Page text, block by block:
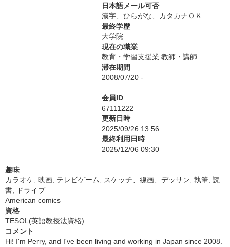
日本語メール可否
漢字、ひらがな、カタカナＯＫ
最終学歴
大学院
現在の職業
教育・学習支援業 教師・講師
滞在期間
2008/07/20 -
会員ID
67111222
更新日時
2025/09/26 13:56
最終利用日時
2025/12/06 09:30
趣味
カラオケ, 映画, テレビゲーム, スケッチ、線画、デッサン, 執筆, 読
書, ドライブ
American comics
資格
TESOL(英語教授法資格)
コメント
Hi! I'm Perry, and I've been living and working in Japan since 2008.